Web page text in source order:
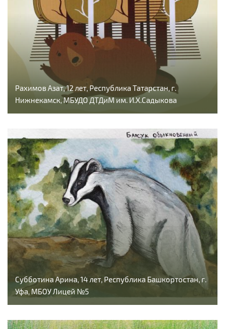
Рахимов Азат, 12 лет, Республика Татарстан, г.
Нижнекамск, МБУДО ДТДиМ им. И.Х.Садыкова
Субботина Арина, 14 лет, Республика Башкортостан, г.
Уфа, МБОУ Лицей №5